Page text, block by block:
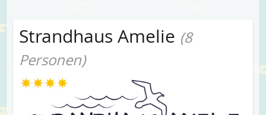
Strandhaus Amelie (8
Personen)